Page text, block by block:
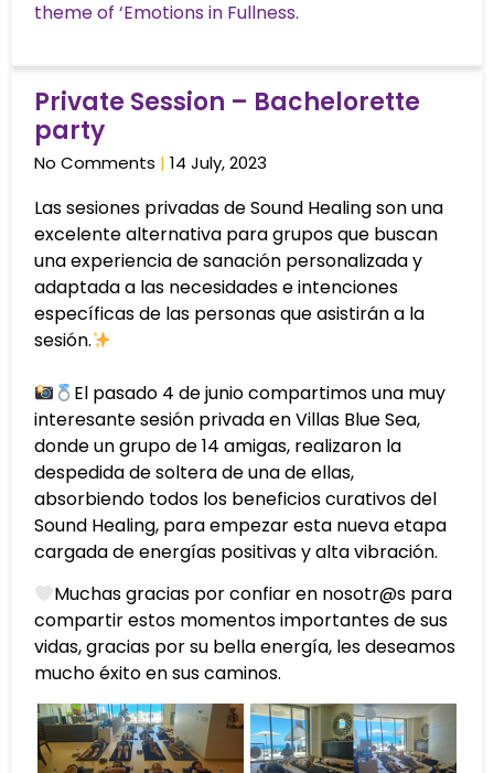
theme of ‘Emotions in Fullness.
Private Session – Bachelorette
party
No Comments 14 July, 2023
Las sesiones privadas de Sound Healing son una
excelente alternativa para grupos que buscan
una experiencia de sanación personalizada y
adaptada a las necesidades e intenciones
específicas de las personas que asistirán a la
sesión.
El pasado 4 de junio compartimos una muy
interesante sesión privada en Villas Blue Sea,
donde un grupo de 14 amigas, realizaron la
despedida de soltera de una de ellas,
absorbiendo todos los beneficios curativos del
Sound Healing, para empezar esta nueva etapa
cargada de energías positivas y alta vibración.
Muchas gracias por confiar en nosotr@s para
compartir estos momentos importantes de sus
vidas, gracias por su bella energía, les deseamos
mucho éxito en sus caminos.